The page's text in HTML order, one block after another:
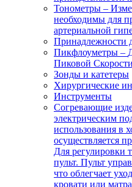
Тонометры –
необходимы для
артериальной
Принадлежности
Пикфлоуметры –
Пиковой
Зонды и катетеры
Хирургические
Инструменты
Согревающие
электрическим
использования в
осуществляется
Для регулировки
пульт. Пульт
что облегчает
кровати или